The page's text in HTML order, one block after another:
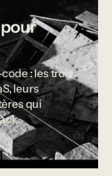
: les trois
leurs
qui